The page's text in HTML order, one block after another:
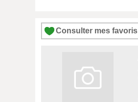
Consulter mes favoris